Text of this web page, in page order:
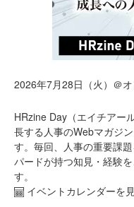
2026年7月28日（火）＠
HRzine Day（エイチアー
長する人事のWebマガジ
す。毎回、人事の重要課
パードが持つ知見・経験
す。
イベントカレンダーを